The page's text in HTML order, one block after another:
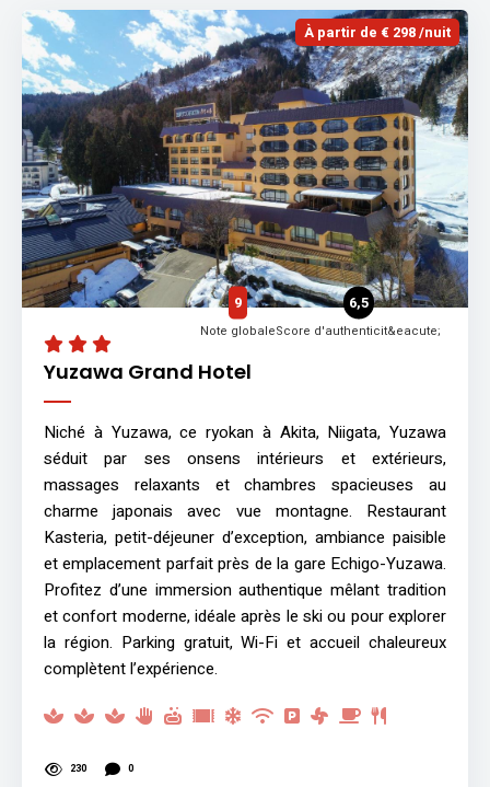
À partir de € 298 /nuit
Yuzawa Grand Hotel
9
Note globale
6,5
Score d'authenticit&eacute;
Niché à Yuzawa, ce ryokan à Akita, Niigata, Yuzawa
séduit par ses onsens intérieurs et extérieurs,
massages relaxants et chambres spacieuses au
charme japonais avec vue montagne. Restaurant
Kasteria, petit-déjeuner d’exception, ambiance paisible
et emplacement parfait près de la gare Echigo-Yuzawa.
Profitez d’une immersion authentique mêlant tradition
et confort moderne, idéale après le ski ou pour explorer
la région. Parking gratuit, Wi-Fi et accueil chaleureux
complètent l’expérience.
230 0